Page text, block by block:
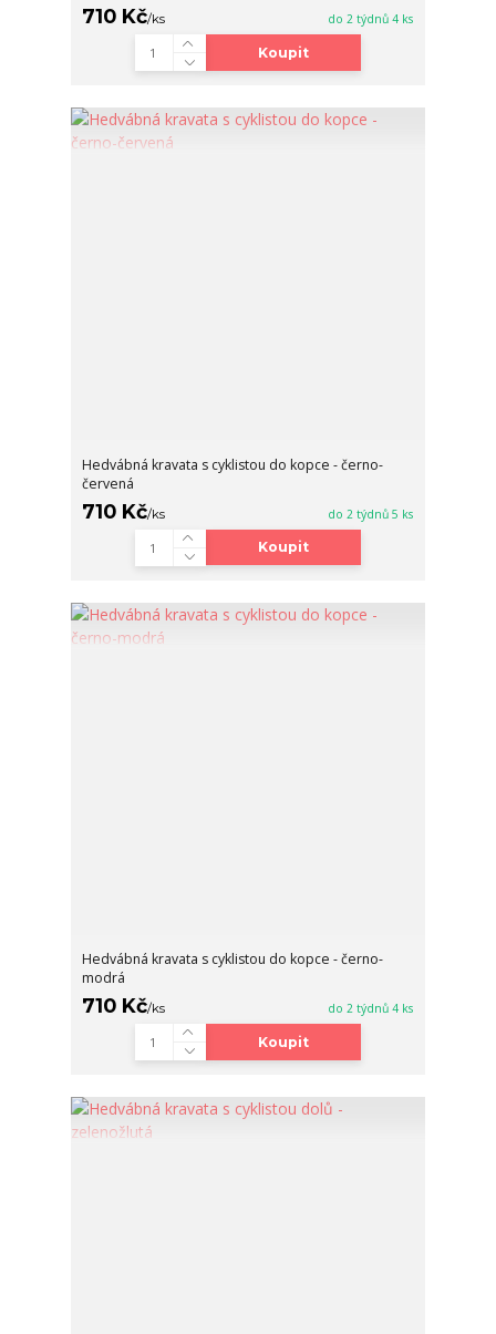
710 Kč/ks do 2 týdnů 4 ks
Koupit
Hedvábná kravata s cyklistou do kopce - černo-
červená
710 Kč/ks do 2 týdnů 5 ks
Koupit
Hedvábná kravata s cyklistou do kopce - černo-
modrá
710 Kč/ks do 2 týdnů 4 ks
Koupit